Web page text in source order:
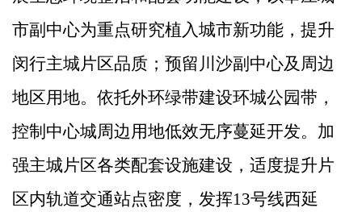
市副中心为重点研究植入城市新功能，提升
闵行主城片区品质；预留川沙副中心及周边
地区用地。依托外环绿带建设环城公园带，
控制中心城周边用地低效无序蔓延开发。加
强主城片区各类配套设施建设，适度提升片
区内轨道交通站点密度，发挥13号线西延